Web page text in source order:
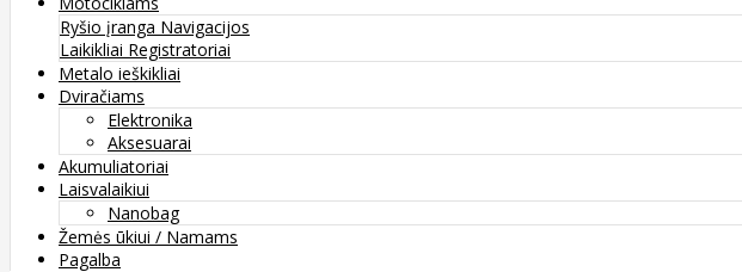
Ryšio įranga Navigacijos
Laikikliai Registratoriai
Metalo ieškikliai
Dviračiams
Elektronika
Aksesuarai
Akumuliatoriai
Laisvalaikiui
Nanobag
Žemės ūkiui / Namams
Pagalba